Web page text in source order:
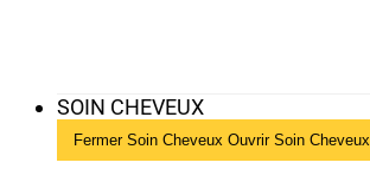
SOIN CHEVEUX
Fermer Soin Cheveux Ouvrir Soin Cheveux